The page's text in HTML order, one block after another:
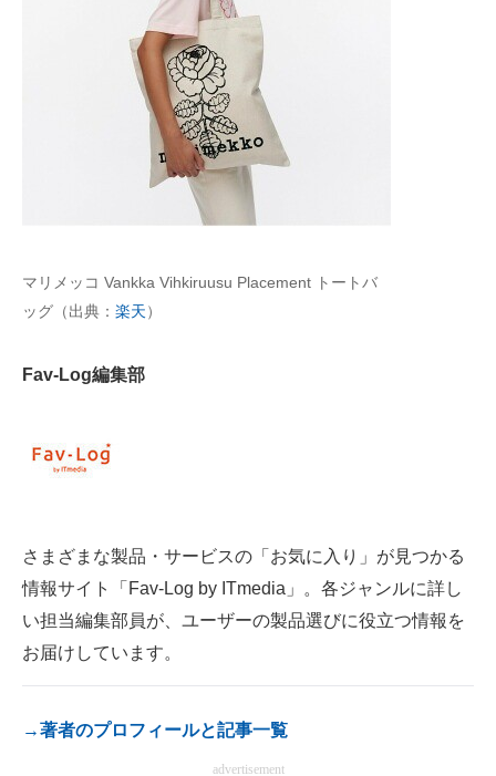
好きが集まる 比べて選べる
ビジネスと働き方のヒント
AI活用のいまが分かる
企業ITのトレンドを詳説
マーケ×ITの今がよく分かる
企業向けIT製品の総合サイト
製造業のIT導入・活用を支援
電子設計の基本と応用
ちょっと気になるネットの話題
マリメッコ Vankka Vihkiruusu Placement トートバ
ッグ（出典： 楽天）
Fav-Log編集部
さまざまな製品・サービスの「お気に入り」が見つかる
情報サイト「Fav-Log by ITmedia」。各ジャンルに詳し
い担当編集部員が、ユーザーの製品選びに役立つ情報を
お届けしています。
→著者のプロフィールと記事一覧
advertisement